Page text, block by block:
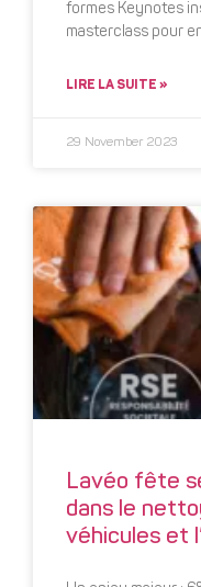
formes Keynotes
masterclass pour
LIRE LA SUITE »
29 November 2023
Lavéo fête
dans le
véhicules et